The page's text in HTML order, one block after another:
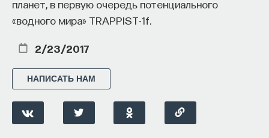
планет, в первую очередь потенциального
«водного мира» TRAPPIST-1f.
2/23/2017
НАПИСАТЬ НАМ